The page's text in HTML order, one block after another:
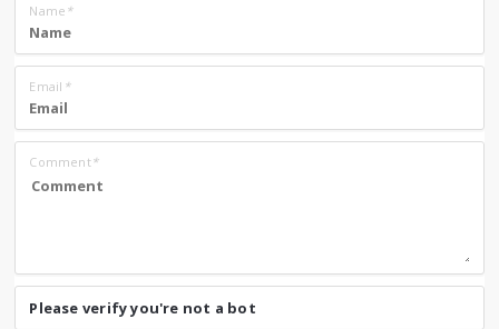
Name *
Email *
Comment*
Please verify you're not a bot